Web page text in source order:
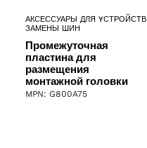
АКСЕССУАРЫ ДЛЯ YСТРОЙСТВ
ЗАМЕНЫ ШИН
Промежуточная
пластина для
размещения
монтажной головки
MPN: G800A75